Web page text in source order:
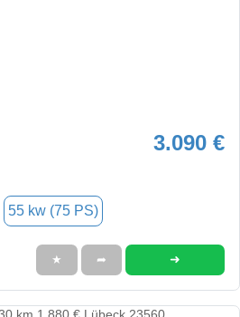
3.090 €
55 kw (75 PS)
★ ➦ ➜